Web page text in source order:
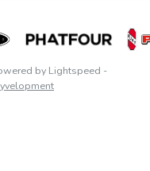
by Lightspeed -